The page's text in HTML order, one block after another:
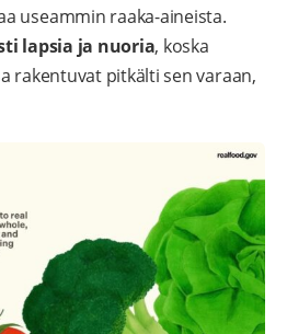
useammin raaka-aineista.
lapsia ja nuoria, koska
rakentuvat pitkälti sen varaan,